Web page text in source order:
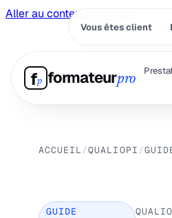
Aller au contenu principal
Vous êtes client
fp formateurpro
ACCUEIL /QUALIOPI /
GUIDE